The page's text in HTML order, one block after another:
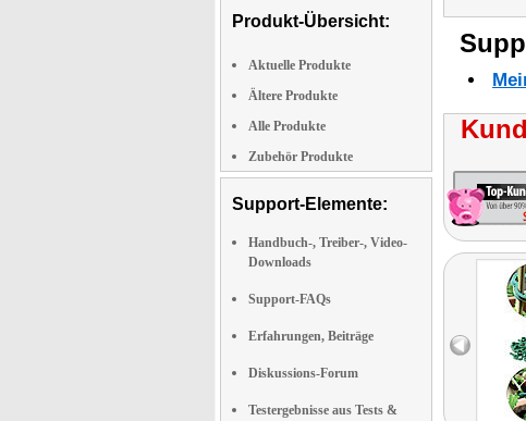
Produkt-Übersicht:
Aktuelle Produkte
Ältere Produkte
Alle Produkte
Zubehör Produkte
Support-Elemente:
Handbuch-, Treiber-, Video-
Downloads
Support-FAQs
Erfahrungen, Beiträge
Diskussions-Forum
Testergebnisse aus Tests &